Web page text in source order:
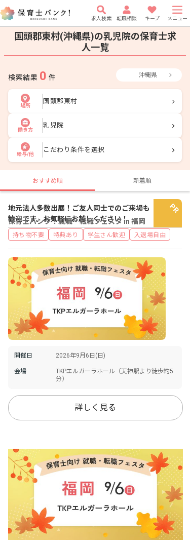
求人検索 転職相談 キープ メニュー
国頭郡東村(沖縄県)の乳児院の保育士求
人一覧
検索結果 0 件 沖縄県
場所
国頭郡東村
働き方
乳児院
給与/他
こだわり条件を選択
おすすめ順 新着順
保育士バンク！就職・転職フェスタ in 福岡
地元法人多数出展！ご友人同士でのご来場も
歓迎です。お気軽にお越しください！
持ち物不要 特典あり 学生さん歓迎 入退場自由
開催日 2026年9月6日(日)
会場
TKPエルガーラホール（天神駅より徒歩約5
分）
詳しく見る